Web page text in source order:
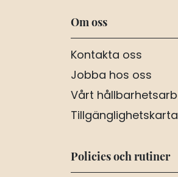
Om oss
Kontakta oss
Jobba hos oss
Vårt
Tillgänglighetskarta
Policies och rutiner